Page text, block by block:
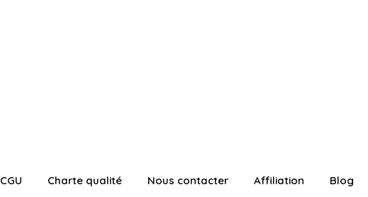
CGU Charte qualité Nous contacter Affiliation Blog